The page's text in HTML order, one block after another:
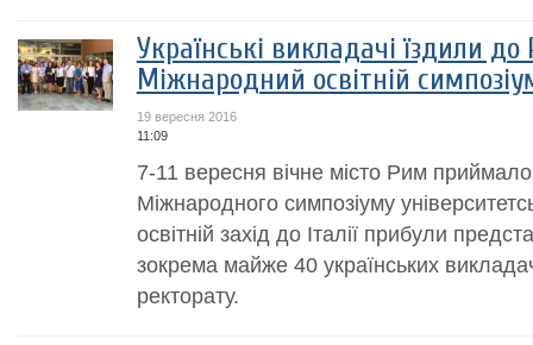
Українські викладачі їздили
Міжнародний освітній
19 вересня 2016
11:09
7-11 вересня вічне місто Рим приймало
Міжнародного симпозіуму
освітній захід до Італії прибули
зокрема майже 40 українських
ректорату.